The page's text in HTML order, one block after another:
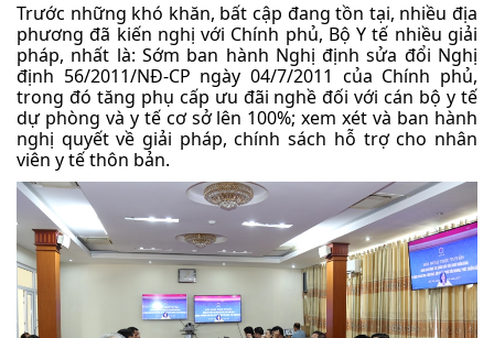
Trước những khó khăn, bất cập đang tồn tại, nhiều địa
phương đã kiến nghị với Chính phủ, Bộ Y tế nhiều giải
pháp, nhất là: Sớm ban hành Nghị định sửa đổi Nghị
định 56/2011/NĐ-CP ngày 04/7/2011 của Chính phủ,
trong đó tăng phụ cấp ưu đãi nghề đối với cán bộ y tế
dự phòng và y tế cơ sở lên 100%; xem xét và ban hành
nghị quyết về giải pháp, chính sách hỗ trợ cho nhân
viên y tế thôn bản.